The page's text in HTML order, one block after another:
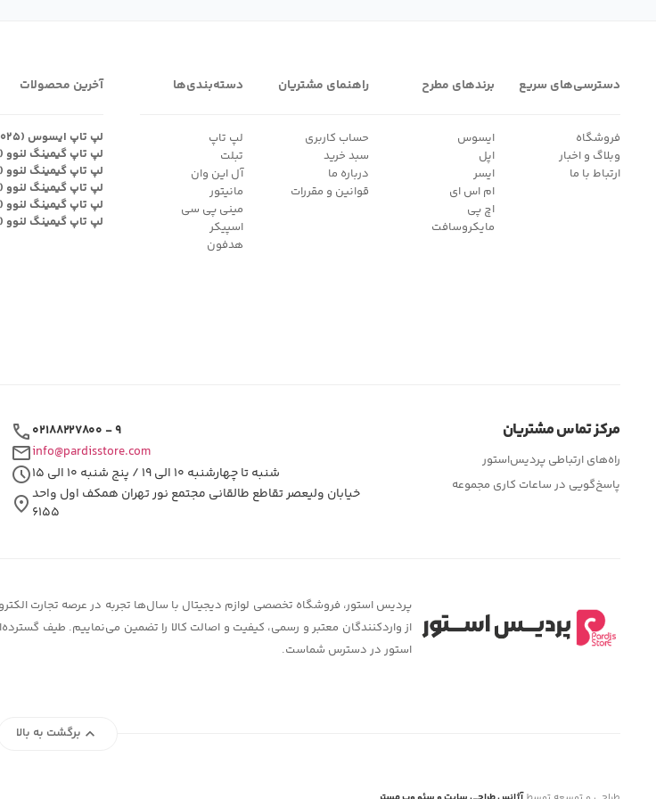
دسترسی‌های سریع برندهای مطرح راهنمای مشتریان دسته‌بندی‌ها
فروشگاه
وبلاگ و اخبار
ارتباط با ما
ایسوس
اپل
ایسر
ام اس ای
اچ پی
مایکروسافت
حساب کاربری
سبد خرید
درباره ما
قوانین و مقررات
لپ تاپ
تبلت
آل این وان
مانیتور
مینی پی سی
اسپیکر
هدفون
آخرین محصولات
لپ تاپ ایسوس Zenbook Duo UX۸۴۰۶CA-Z (۲۰۲۵)
لپ تاپ گیمینگ لنوو Legion ۵ ۱۵IRX۱۰-VI ۱۳۶۵۰HX (۲۰۲۵)
لپ تاپ گیمینگ لنوو Legion ۵ ۱۵IRX۱۰-VH ۱۳۶۵۰HX (۲۰۲۵)
لپ تاپ گیمینگ لنوو Legion ۵ ۱۵IRX۱۰-VG ۱۳۶۵۰HX (۲۰۲۵)
لپ تاپ گیمینگ لنوو Legion ۵ ۱۵IRX۱۰-VF ۱۳۶۵۰HX (۲۰۲۵)
لپ تاپ گیمینگ لنوو Legion ۵ ۱۵IRX۱۰-VE ۱۳۶۵۰HX (۲۰۲۵)
مرکز تماس مشتریان
راه‌های ارتباطی پردیس‌استور
پاسخ‌گویی در ساعات کاری مجموعه
call۰۲۱۸۸۲۲۷۸۰۰ - ۹
mailinfo@pardisstore.com
schedule شنبه تا چهارشنبه ۱۰ الی ۱۹ / پنج شنبه ۱۰ الی ۱۵
location_onخیابان ولیعصر تقاطع طالقانی مجتمع نور تهران همکف اول واحد
۶۱۵۵
پردیس استور، فروشگاه تخصصی لوازم دیجیتال با سال‌ها تجربه در عرصه تجارت
از واردکنندگان معتبر و رسمی، کیفیت و اصالت کالا را تضمین می‌نماییم. طیف
استور در دسترس شماست.
expand_less برگشت به بالا